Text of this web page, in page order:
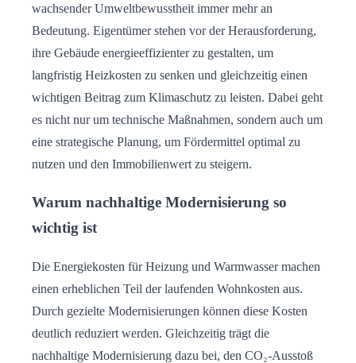
wachsender Umweltbewusstheit immer mehr an
Bedeutung. Eigentümer stehen vor der Herausforderung,
ihre Gebäude energieeffizienter zu gestalten, um
langfristig Heizkosten zu senken und gleichzeitig einen
wichtigen Beitrag zum Klimaschutz zu leisten. Dabei geht
es nicht nur um technische Maßnahmen, sondern auch um
eine strategische Planung, um Fördermittel optimal zu
nutzen und den Immobilienwert zu steigern.
Warum nachhaltige Modernisierung so
wichtig ist
Die Energiekosten für Heizung und Warmwasser machen
einen erheblichen Teil der laufenden Wohnkosten aus.
Durch gezielte Modernisierungen können diese Kosten
deutlich reduziert werden. Gleichzeitig trägt die
nachhaltige Modernisierung dazu bei, den CO₂-Ausstoß